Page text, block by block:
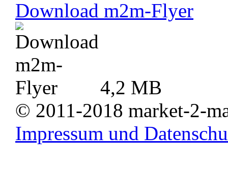
Download m2m-Flyer
4,2 MB
© 2011-2018 market-2-
Impressum und